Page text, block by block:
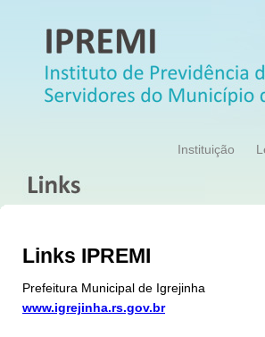
Instituição
Links IPREMI
Prefeitura Municipal de Igrejinha
www.igrejinha.rs.gov.br